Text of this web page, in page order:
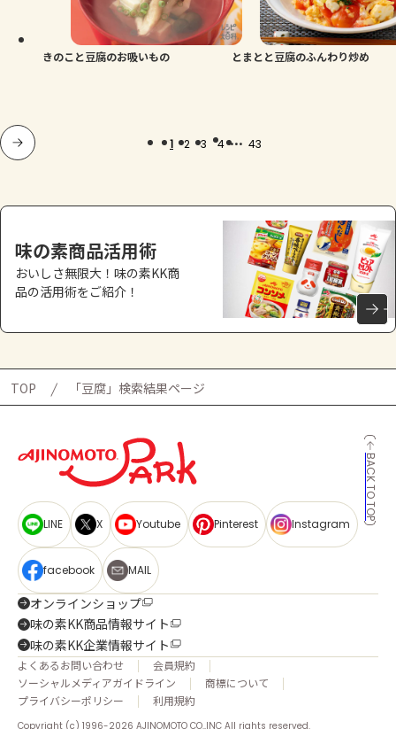
きのこと豆腐のお吸いもの とまとと豆腐のふんわり炒め
1 2 3 4 ... 43
味の素商品活用術
おいしさ無限大！味の素KK商
品の活用術をご紹介！
TOP 「豆腐」検索結果ページ
BACK TO TOP
LINE X Youtube Pinterest Instagram
facebook MAIL
オンラインショップ
味の素KK商品情報サイト
味の素KK企業情報サイト
よくあるお問い合わせ
会員規約
ソーシャルメディアガイドライン
商標について
プライバシーポリシー
利用規約
Copyright (c) 1996-2026 AJINOMOTO CO.,INC All rights reserved.